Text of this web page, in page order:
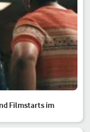
Filmstarts im